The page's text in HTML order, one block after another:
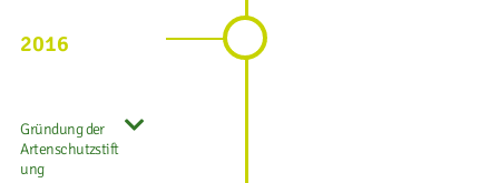
2016
Gründung der
Artenschutzstift
ung